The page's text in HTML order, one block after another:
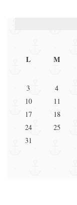
L M
3
4
10
11
17
18
24
25
31